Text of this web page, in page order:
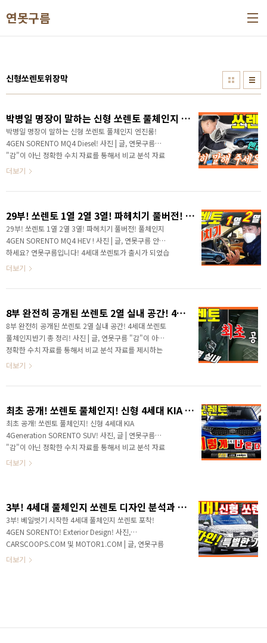
연못구름
신형쏘렌토위장막
박병일 명장이 말하는 신형 쏘렌토 풀체인지 엔진룸! 4GEN SORENTO MQ4 Diesel!
박병일 명장이 말하는 신형 쏘렌토 풀체인지 엔진룸!
4GEN SORENTO MQ4 Diesel! 사진 | 글, 연못구름
"감"이 아닌 정확한 수치 자료를 통해서 비교 분석 자료
를 제시하는 연못구름입니다! 안녕하세요? 연못구름입
을 위해서 가장 빠르게 어떤 궁금증을 풀어드릴까? 고민
같다고 결론내리고 대한민국 최고의 명장님을 찾아갔습
니다. 대한민국 1세대 자동차 명장님은 신형 쏘렌토를
처음 보셨는데, 어떤 평가를 해주셨을까요? 비교를 위해
서 3세대 쏘렌토를 렌트해서 빌려갔습니다. 덕분에 3세
습니다. 명장님은 어떤 평가를 하셨을까요? # 관련 영상
: ..
더보기
29부! 쏘렌토 1열 2열 3열! 파헤치기 풀버전! 풀체인지 4GEN SORENTO MQ4 HEV !
29부! 쏘렌토 1열 2열 3열! 파헤치기 풀버전! 풀체인지
4GEN SORENTO MQ4 HEV ! 사진 | 글, 연못구름 안녕
하세요? 연못구름입니다! 4세대 쏘렌토가 출시가 되었습
니다. 출시 전부터 28여 편에 영상으로 4세대 쏘렌토의
부적으로 알려달라는 요청이 많아서 비트360에 방문해
영상으로 작업했습니다. # 유튜브 영상으로 보기 # 다음
동영상으로 보기 /코로나 조심하시고 오늘 하루도 화이
팅 하세요! # 빠르고 정확한 신차 관련 유튜브 영상!
더보기
8부 완전히 공개된 쏘렌토 2열 실내 공간! 4세대 쏘렌토 풀체인지!
8부 완전히 공개된 쏘렌토 2열 실내 공간! 4세대 쏘렌토
풀체인지반기 총 정리! 사진 | 글, 연못구름 "감"이 아닌
정확한 수치 자료를 통해서 비교 분석 자료를 제시하는
연못구름입니다! ​ ​ ​ 안녕하세요? 연못구름입니다. 지난
로 알려드렸습니다. 너무 오랜 시간 기다렸는데, 핸들,
모니터 디자인이 공개가 되면서 궁금증을 많이 해소가
되었다는 답변을 받았습니다. 지난 영상에서는 운전자
공간을 포함한 1열을 중심으로 분석해 드렸습니다. ​ ​ ※
네이버카페 : 클럽MQ4 이번 8부 영상에서는 2열 공간
데, 저도 분석하는 과정에서 "우와" 라는 감..
더보기
최초 공개! 쏘렌토 풀체인지! 신형 4세대 KIA 4Generation SORENTO SUV!
최초 공개! 쏘렌토 풀체인지! 신형 4세대 KIA
4Generation SORENTO SUV! 사진, 글 | 연못구름
"감"이 아닌 정확한 수치 자료를 통해서 비교 분석 자료
를 제시하는 연못구름입니다! 안녕하세요? 연못구름입니
하고 있는 차량이 바로 쏘렌토입니다. 경쟁 차량인 싼타
페와 치열하게 경쟁하는 사이라고 할 수 있는데. 비슷한
경쟁 관계의 차량으로 쏘나타와 K5가 있습니다. 두 차량
은 쏘나타가 K5를 압도하기 때문에 경쟁 관계라고 할 수
있지만 기아차 입장에서는 조금 부족한 모습을 보여주었
습니다. 하지만 쏘렌토와 싼타페는 조금 다른 양..
더보기
3부! 4세대 풀체인지 쏘렌토 디자인 분석과 특별한 기능! 4GEN SORENTO Exterior Design!
3부! 베일벗기 시작한 4세대 풀체인지 쏘렌토 포착!
4GEN SORENTO! Exterior Design! 사진,
CARSCOOPS.COM 및 MOTOR1.COM | 글, 연못구름
"단순 감"이 아닌 정확한 "수치자료"를 통해서 비교 분
릭! 현행 쏘렌토가 3세대 모델인데, 신형 쏘렌토는 4세
더보기